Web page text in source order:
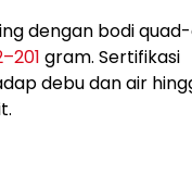
dengan bodi
gram. Sertifikasi
debu dan air